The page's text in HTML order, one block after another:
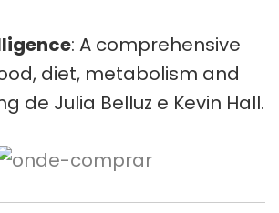
: A comprehensive
diet, metabolism and
de Julia Belluz e Kevin Hall.